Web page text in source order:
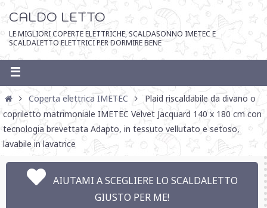
CALDO LETTO
LE MIGLIORI COPERTE ELETTRICHE, SCALDASONNO IMETEC E
SCALDALETTO ELETTRICI PER DORMIRE BENE
Coperta elettrica IMETEC
Plaid riscaldabile da divano o
copriletto matrimoniale IMETEC Velvet Jacquard 140 x 180 cm con
tecnologia brevettata Adapto, in tessuto vellutato e setoso,
lavabile in lavatrice
AIUTAMI A SCEGLIERE LO SCALDALETTO
GIUSTO PER ME!